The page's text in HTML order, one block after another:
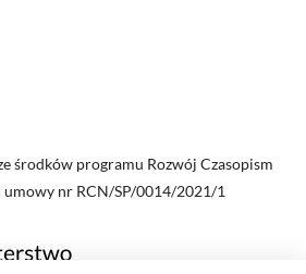
środków programu Rozwój Czasopism
nr RCN/SP/0014/2021/1